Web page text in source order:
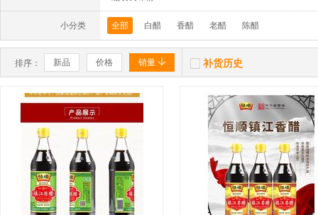
小分类 全部 白醋 香醋 老醋 陈醋
排序： 新品 价格 销量   补货历史